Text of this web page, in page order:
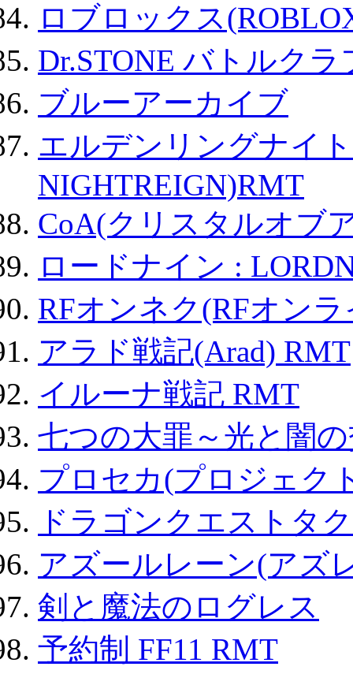
ロブロックス
Dr.STONE バトルク
ブルーアーカイブ
エルデンリングナイ
NIGHTREIGN)RMT
CoA(クリスタルオブ
ロードナイン :
RFオンネク(RFオン
アラド戦記(Arad) RMT
イルーナ戦記 RMT
七つの大罪～光と闇
プロセカ(プロジェク
ドラゴンクエストタ
アズールレーン(アズ
剣と魔法のログレス
予約制 FF11 RMT